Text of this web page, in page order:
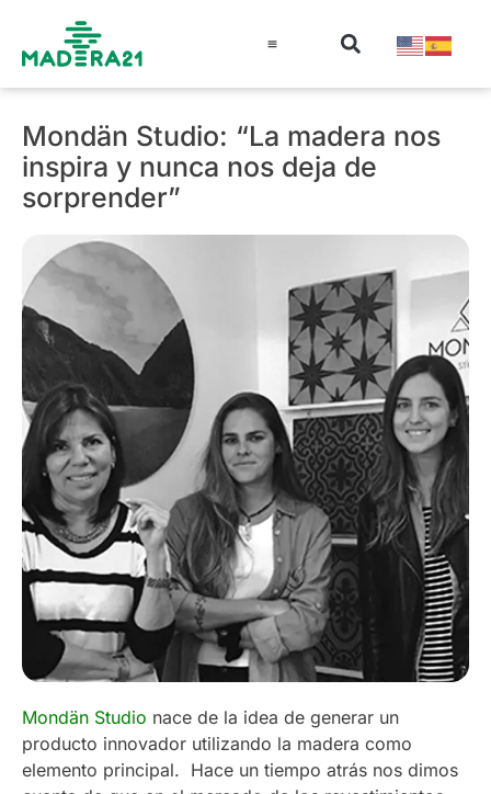
Mondän Studio: “La madera nos
inspira y nunca nos deja de
sorprender”
Mondän Studio nace de la idea de generar un
producto innovador utilizando la madera como
elemento principal. Hace un tiempo atrás nos dimos